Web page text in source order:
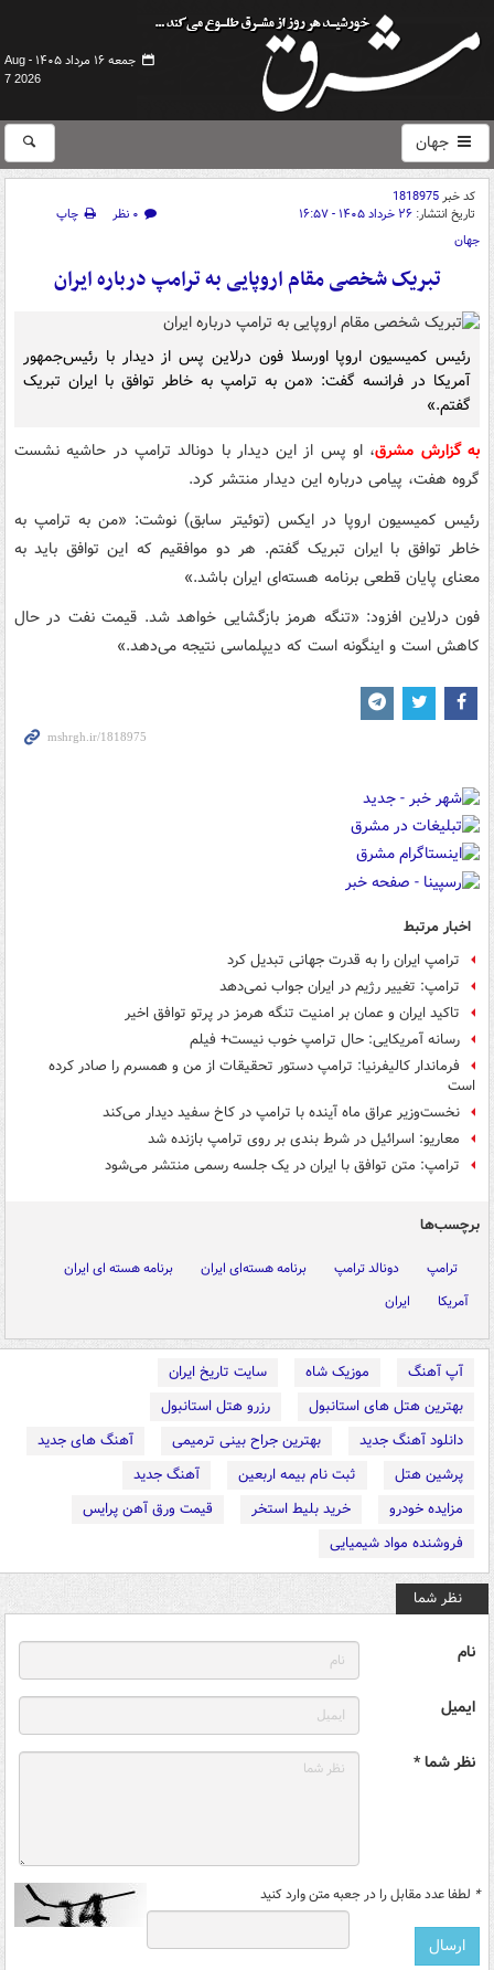
جمعه ۱۶ مرداد ۱۴۰۵ -
Aug
7 2026
جهان
کد خبر1818975
تاریخ انتشار: ۲۶ خرداد ۱۴۰۵ - ۱۶:۵۷ ۰ نظر
چاپ
جهان
تبریک شخصی مقام اروپایی به ترامپ درباره ایران
رئیس کمیسیون اروپا اورسلا فون درلاین پس از دیدار با رئیس‌جمهور
آمریکا در فرانسه گفت: «من به ترامپ به خاطر توافق با ایران تبریک
گفتم.»
به گزارش مشرق، او پس از این دیدار با دونالد ترامپ در حاشیه نشست
گروه هفت، پیامی درباره این دیدار منتشر کرد.
رئیس کمیسیون اروپا در ایکس (توئیتر سابق) نوشت: «من به ترامپ به
خاطر توافق با ایران تبریک گفتم. هر دو موافقیم که این توافق باید به
معنای پایان قطعی برنامه هسته‌ای ایران باشد.»
فون درلاین افزود: «تنگه هرمز بازگشایی خواهد شد. قیمت نفت در حال
کاهش است و اینگونه است که دیپلماسی نتیجه می‌دهد.»
اخبار مرتبط
ترامپ ایران را به قدرت جهانی تبدیل کرد
ترامپ: تغییر رژیم در ایران جواب نمی‌دهد
تاکید ایران و عمان بر امنیت تنگه هرمز در پرتو توافق اخیر
رسانه آمریکایی: حال ترامپ خوب نیست+ فیلم
فرماندار کالیفرنیا: ترامپ دستور تحقیقات از من و همسرم را صادر کرده
است
نخست‌وزیر عراق ماه آینده با ترامپ در کاخ سفید دیدار می‌کند
معاریو: اسرائیل در شرط بندی بر روی ترامپ بازنده شد
ترامپ: متن توافق با ایران در یک جلسه رسمی منتشر می‌شود
برچسب‌ها
ترامپ دونالد ترامپ برنامه هسته‌ای ایران
برنامه هسته ای ایران
آمریکا
ایران
آپ آهنگ موزیک شاه
سایت تاریخ ایران
بهترین هتل های استانبول
رزرو هتل استانبول
دانلود آهنگ جدید
بهترین جراح بینی ترمیمی
آهنگ های جدید
پرشین هتل
ثبت نام بیمه اربعین
آهنگ جدید
مزایده خودرو
خرید بلیط استخر
قیمت ورق آهن پرایس
فروشنده مواد شیمیایی
نظر شما
نام
ایمیل
نظر شما *
* لطفا عدد مقابل را در جعبه متن وارد کنید